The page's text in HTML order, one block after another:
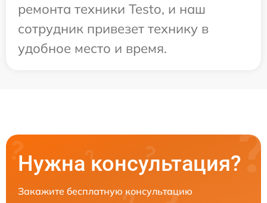
ремонта техники Testo, и наш
сотрудник привезет технику в
удобное место и время.
Нужна консультация?
Закажите бесплатную консультацию